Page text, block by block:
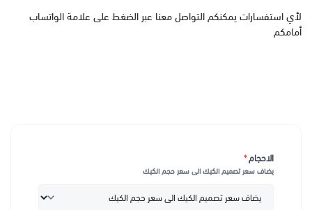
لأي استفسارات يمكنكم التواصل معنا عبر الضغط على علامة الواتساب
أمامكم
الاحجام*
يضاف سعر تصميم الكيك الى سعر حجم الكيك